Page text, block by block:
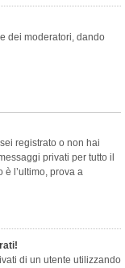
dei moderatori, dando
registrato o non hai
privati per tutto il
è l’ultimo, prova a
​​di un utente utilizzando